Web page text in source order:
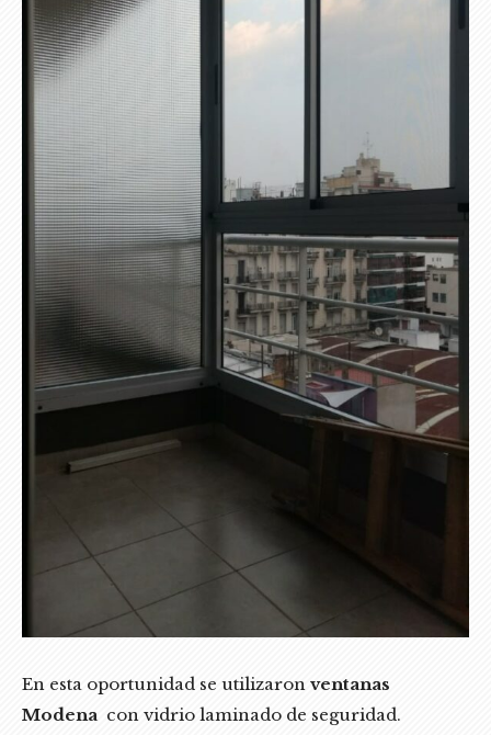
En esta oportunidad se utilizaron ventanas
Modena con vidrio laminado de seguridad.